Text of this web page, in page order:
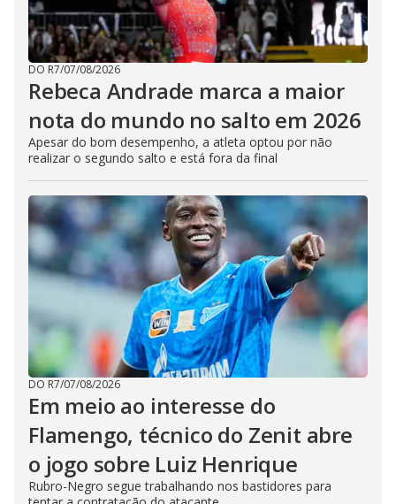
DO R7/07/08/2026
Rebeca Andrade marca a maior
nota do mundo no salto em 2026
Apesar do bom desempenho, a atleta optou por não
realizar o segundo salto e está fora da final
DO R7/07/08/2026
Em meio ao interesse do
Flamengo, técnico do Zenit abre
o jogo sobre Luiz Henrique
Rubro-Negro segue trabalhando nos bastidores para